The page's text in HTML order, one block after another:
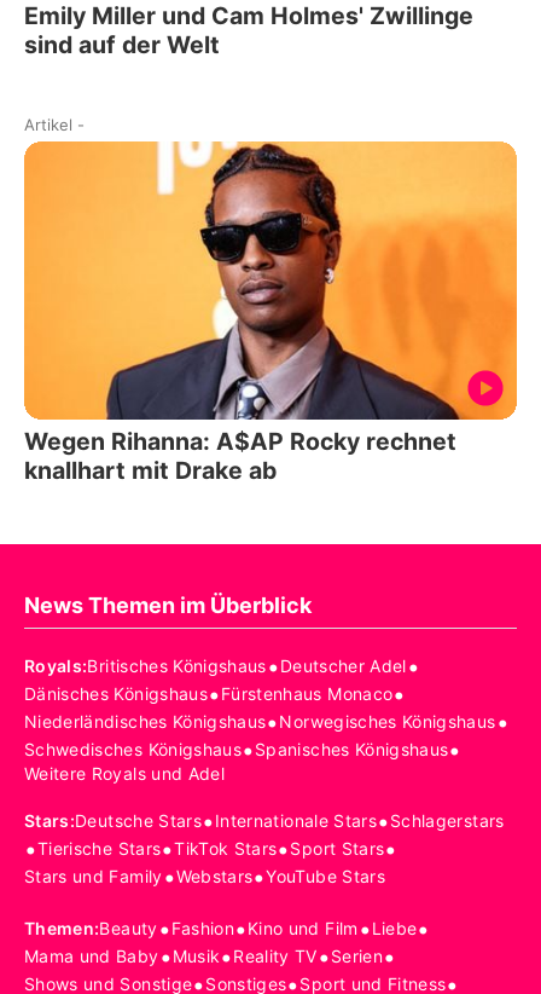
Emily Miller und Cam Holmes' Zwillinge
sind auf der Welt
Artikel -
Wegen Rihanna: A$AP Rocky rechnet
knallhart mit Drake ab
News Themen im Überblick
Royals:Britisches Königshaus•Deutscher Adel•
Dänisches Königshaus•Fürstenhaus Monaco•
Niederländisches Königshaus•Norwegisches Königshaus•
Schwedisches Königshaus•Spanisches Königshaus•
Weitere Royals und Adel
Stars:Deutsche Stars•Internationale Stars•Schlagerstars
•Tierische Stars•TikTok Stars•Sport Stars•
Stars und Family•Webstars•YouTube Stars
Themen:Beauty•Fashion•Kino und Film •Liebe•
Mama und Baby•Musik•Reality TV•Serien•
Shows und Sonstige•Sonstiges•Sport und Fitness•